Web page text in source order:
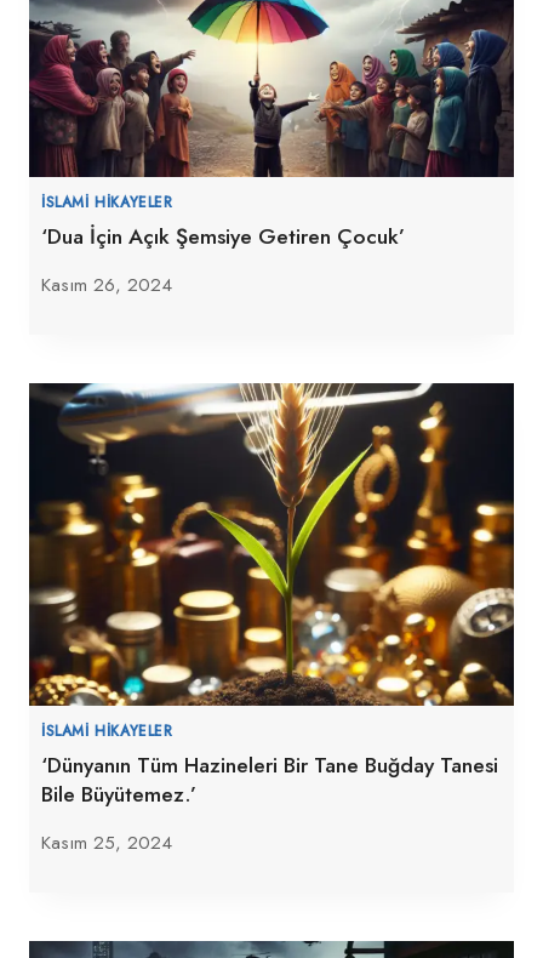
İSLAMI HIKAYELER
‘Dua İçin Açık Şemsiye Getiren Çocuk’
Kasım 26, 2024
İSLAMI HIKAYELER
‘Dünyanın Tüm Hazineleri Bir Tane Buğday Tanesi
Bile Büyütemez.’
Kasım 25, 2024